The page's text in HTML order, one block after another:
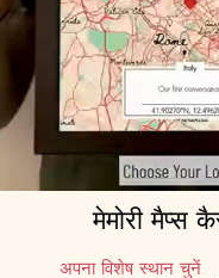
मेमोरी मैप्स
अपना विशेष स्थान चुनें